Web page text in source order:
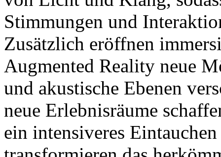
Stimmungen und
Zusätzlich eröffnen
Augmented Reality neue
und akustische Ebenen
neue Erlebnisräume
ein intensiveres